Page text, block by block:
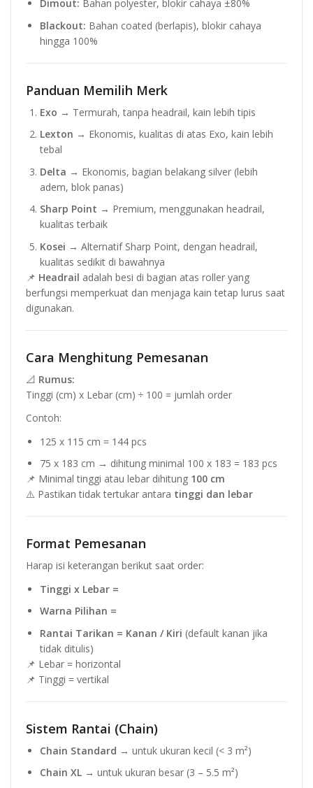
Dimout: Bahan polyester, blokir cahaya ±80%
Blackout: Bahan coated (berlapis), blokir cahaya
hingga 100%
Panduan Memilih Merk
Exo → Termurah, tanpa headrail, kain lebih tipis
Lexton → Ekonomis, kualitas di atas Exo, kain lebih
tebal
Delta → Ekonomis, bagian belakang silver (lebih
adem, blok panas)
Sharp Point → Premium, menggunakan headrail,
kualitas terbaik
Kosei → Alternatif Sharp Point, dengan headrail,
kualitas sedikit di bawahnya
📌 Headrail adalah besi di bagian atas roller yang
berfungsi memperkuat dan menjaga kain tetap lurus saat
digunakan.
Cara Menghitung Pemesanan
📐 Rumus:
Tinggi (cm) x Lebar (cm) ÷ 100 = jumlah order
Contoh:
125 x 115 cm = 144 pcs
75 x 183 cm → dihitung minimal 100 x 183 = 183 pcs
📌 Minimal tinggi atau lebar dihitung 100 cm
⚠️ Pastikan tidak tertukar antara tinggi dan lebar
Format Pemesanan
Harap isi keterangan berikut saat order:
Tinggi x Lebar =
Warna Pilihan =
Rantai Tarikan = Kanan / Kiri (default kanan jika
tidak ditulis)
📌 Lebar = horizontal
📌 Tinggi = vertikal
Sistem Rantai (Chain)
Chain Standard → untuk ukuran kecil (< 3 m²)
Chain XL → untuk ukuran besar (3 – 5.5 m²)